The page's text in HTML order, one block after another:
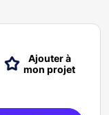
Ajouter à
mon projet